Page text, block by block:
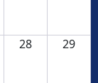
28 29